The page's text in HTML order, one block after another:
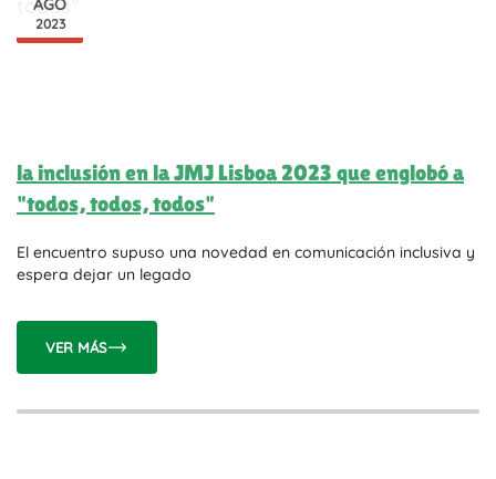
AGO
2023
la inclusión en la JMJ Lisboa 2023 que englobó a
"todos, todos, todos"
El encuentro supuso una novedad en comunicación inclusiva y
espera dejar un legado
VER MÁS